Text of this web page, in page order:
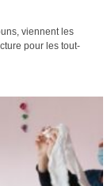
viennent les
pour les tout-